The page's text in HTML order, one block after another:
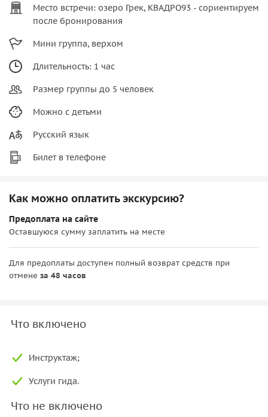
Место встречи: озеро Грек, КВАДРО93 - сориентируем
после бронирования
Мини группа, верхом
Длительность: 1 час
Размер группы до 5 человек
Можно с детьми
Русский язык
Билет в телефоне
Как можно оплатить экскурсию?
Предоплата на сайте
Оставшуюся сумму заплатить на месте
Для предоплаты доступен полный возврат средств при
отмене за 48 часов
Что включено
Инструктаж;
Услуги гида.
Что не включено